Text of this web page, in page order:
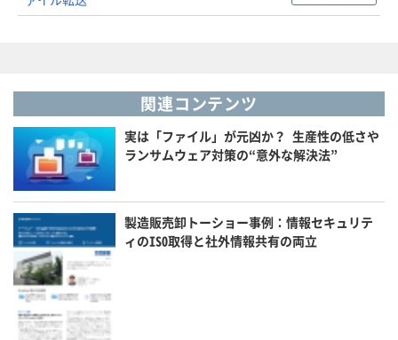
関連コンテンツ
実は「ファイル」が元凶か？ 生産性の低さや
ランサムウェア対策の“意外な解決法”
製造販売卸トーショー事例：情報セキュリテ
ィのISO取得と社外情報共有の両立